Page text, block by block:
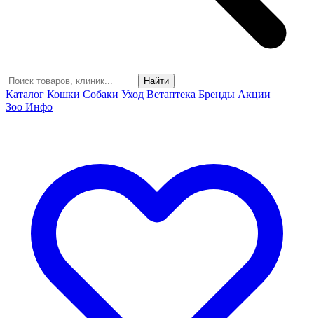
Найти
Каталог Кошки Собаки Уход Ветаптека Бренды Акции
Зоо Инфо